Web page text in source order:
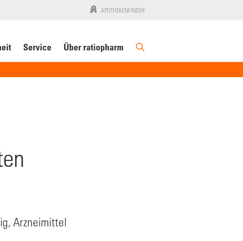
APOTHEKENFINDER
Service Über ratiopharm
Arzneimittel